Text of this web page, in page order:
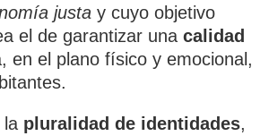
justa y cuyo objetivo
el de garantizar una calidad
en el plano físico y emocional,
la pluralidad de identidades,